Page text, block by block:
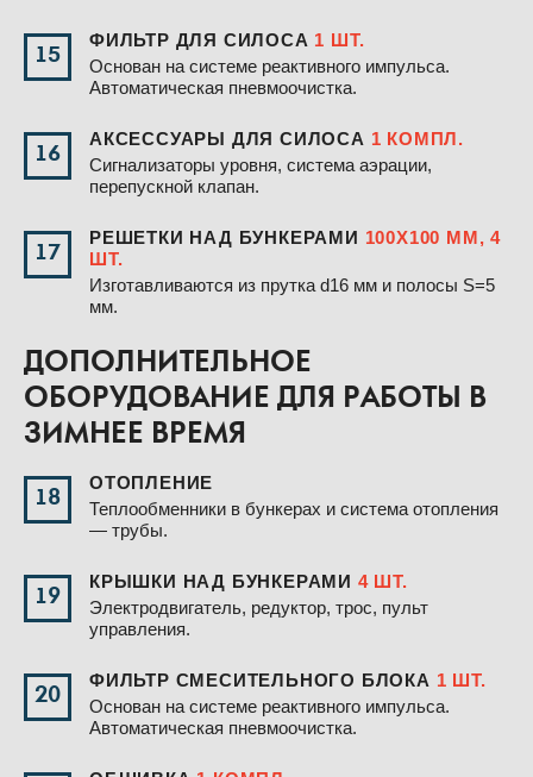
15
ФИЛЬТР ДЛЯ СИЛОСА 1 ШТ.
Основан на системе реактивного импульса.
Автоматическая пневмоочистка.
16
АКСЕССУАРЫ ДЛЯ СИЛОСА 1 КОМПЛ.
Сигнализаторы уровня, система аэрации,
перепускной клапан.
17
РЕШЕТКИ НАД БУНКЕРАМИ 100Х100 ММ, 4
ШТ.
Изготавливаются из прутка d16 мм и полосы S=5
мм.
ДОПОЛНИТЕЛЬНОЕ
ОБОРУДОВАНИЕ ДЛЯ РАБОТЫ В
ЗИМНЕЕ ВРЕМЯ
18
ОТОПЛЕНИЕ
Теплообменники в бункерах и система отопления
— трубы.
19
КРЫШКИ НАД БУНКЕРАМИ 4 ШТ.
Электродвигатель, редуктор, трос, пульт
управления.
20
ФИЛЬТР СМЕСИТЕЛЬНОГО БЛОКА 1 ШТ.
Основан на системе реактивного импульса.
Автоматическая пневмоочистка.